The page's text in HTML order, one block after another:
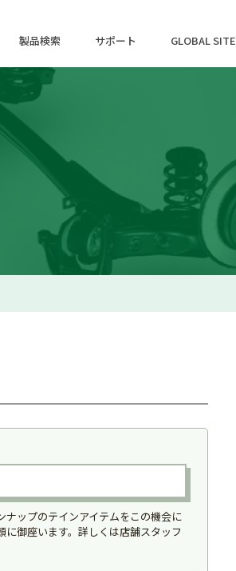
製品検索 サポート GLOBAL SITE
ナップのテインアイテムをこの機会に
に御座います。詳しくは店舗スタッフ